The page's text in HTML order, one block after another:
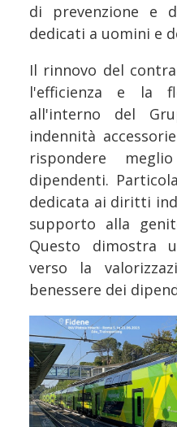
di prevenzione e
dedicati a uomini e
Il rinnovo del
l'efficienza e la
all'interno del
indennità
rispondere
dipendenti.
dedicata ai diritti
supporto alla
Questo dimostra
verso la
benessere dei